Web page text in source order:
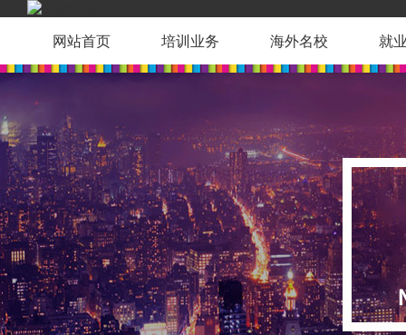
网站首页 培训业务 海外名校 就